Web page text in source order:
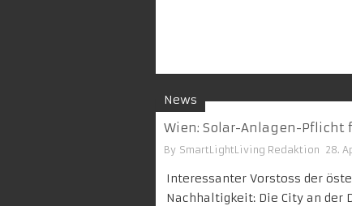
News
Wien: Solar-Anlagen-Pflicht
By SmartLightLiving Redaktion 28.
Interessanter Vorstoss der
Nachhaltigkeit: Die City an der